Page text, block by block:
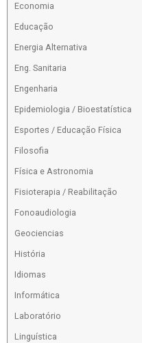
Economia
Educação
Energia Alternativa
Eng. Sanitaria
Engenharia
Epidemiologia / Bioestatística
Esportes / Educação Física
Filosofia
Física e Astronomia
Fisioterapia / Reabilitação
Fonoaudiologia
Geociencias
História
Idiomas
Informática
Laboratório
Linguística